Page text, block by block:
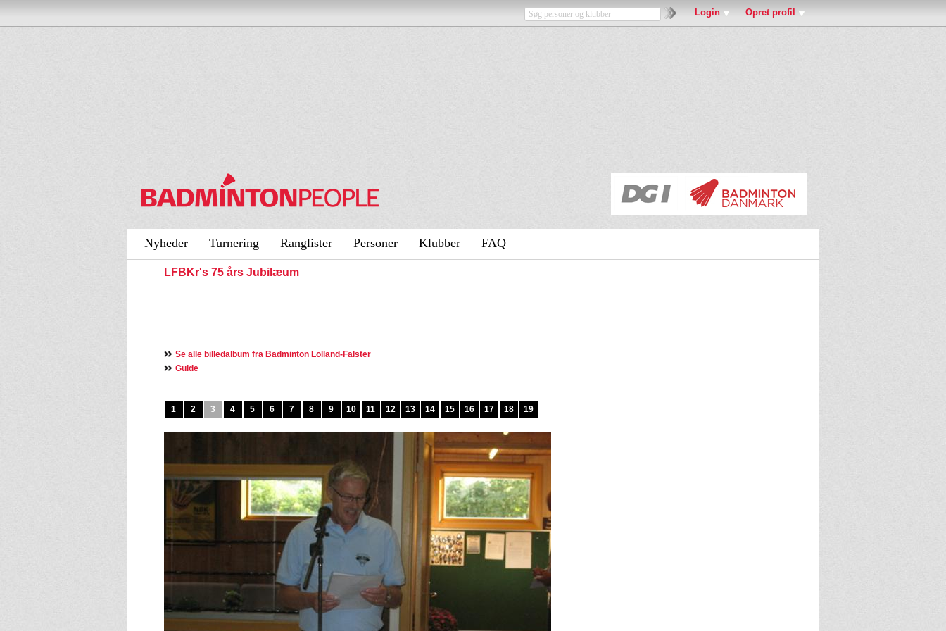
Login Opret profil
Nyheder Turnering Ranglister Personer Klubber FAQ
LFBKr's 75 års Jubilæum
Se alle billedalbum fra Badminton Lolland-Falster
Guide
1 2 3 4 5 6 7 8 9 10 11 12 13 14 15 16 17 18 19